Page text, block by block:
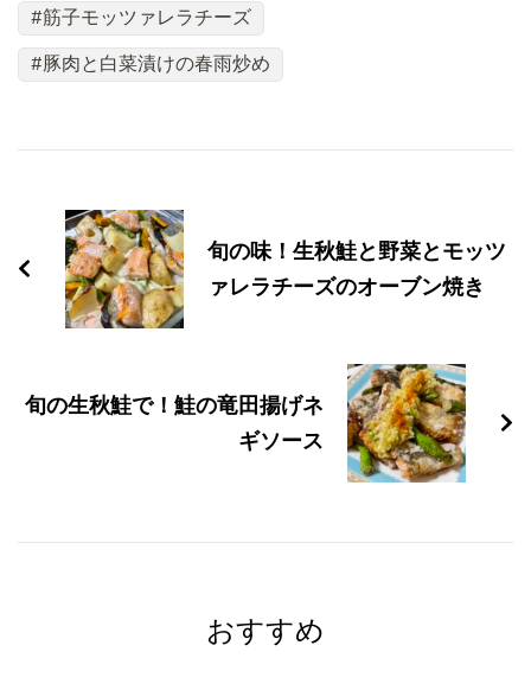
筋子モッツァレラチーズ
豚肉と白菜漬けの春雨炒め
ナ
ー
ョ
旬の味！生秋鮭と野菜とモッツ
ァレラチーズのオーブン焼き
旬の生秋鮭で！鮭の竜田揚げネ
ギソース
おすすめ